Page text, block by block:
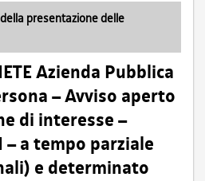
presentazione delle
Azienda Pubblica
– Avviso aperto
di interesse –
– a tempo parziale
e determinato